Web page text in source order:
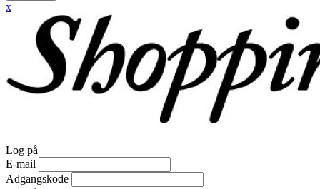
x
Log på
E-mail
Adgangskode